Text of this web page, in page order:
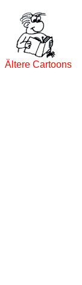
Ältere Cartoons